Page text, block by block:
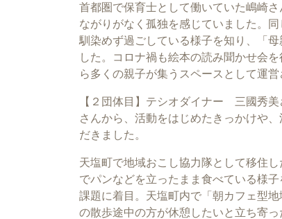
首都圏で保育士として働いていた嶋崎
ながりがなく孤独を感じていました。
馴染めず過ごしている様子を知り、「
した。コロナ禍も絵本の読み聞かせ会
ら多くの親子が集うスペースとして運営
【２団体目】テシオダイナー 三國秀
さんから、活動をはじめたきっかけや
だきました。
天塩町で地域おこし協力隊として移住
でパンなどを立ったまま食べている様
課題に着目。天塩町内で「朝カフェ型
の散歩途中の方が休憩したいと立ち寄